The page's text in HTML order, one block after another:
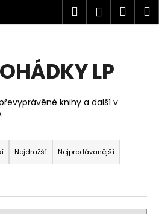
Hledat
LP
knihy a další v
Nejdražší Nejprodávanější